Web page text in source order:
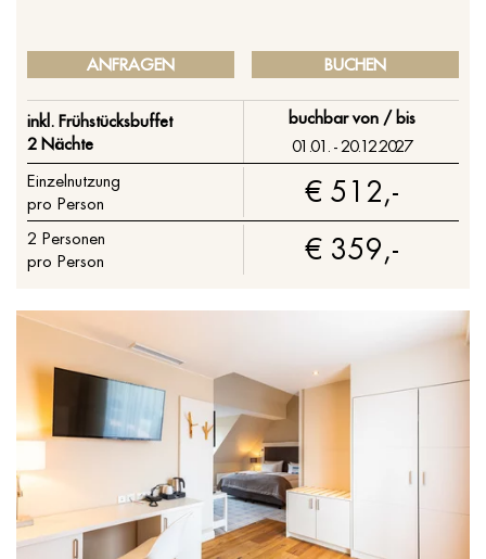
ANFRAGEN BUCHEN
inkl. Frühstücksbuffet
2 Nächte
buchbar von / bis
01.01. - 20.12.2027
Einzelnutzung
pro Person
€ 512,-
2 Personen
pro Person
€ 359,-